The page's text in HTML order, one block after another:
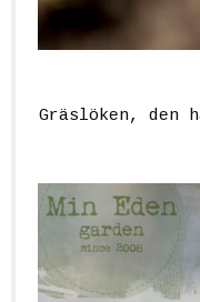
Gräslöken, den